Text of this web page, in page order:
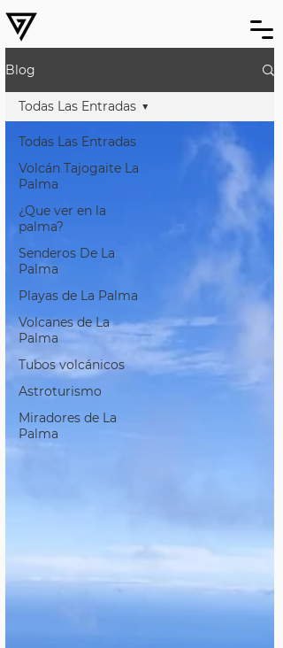
Blog
Todas Las Entradas
Volcán Tajogaite La
Palma
¿Que ver en la
palma?
Senderos De La
Palma
Playas de La Palma
Volcanes de La
Palma
Tubos volcánicos
Astroturismo
Miradores de La
Palma
Todas Las Entradas